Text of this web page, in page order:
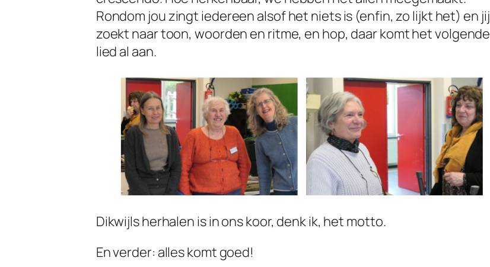
Rondom jou zingt iedereen alsof het niets is (enfin, zo lijkt het) en jij
zoekt naar toon, woorden en ritme, en hop, daar komt het volgende
lied al aan.
Dikwijls herhalen is in ons koor, denk ik, het motto.
En verder: alles komt goed!